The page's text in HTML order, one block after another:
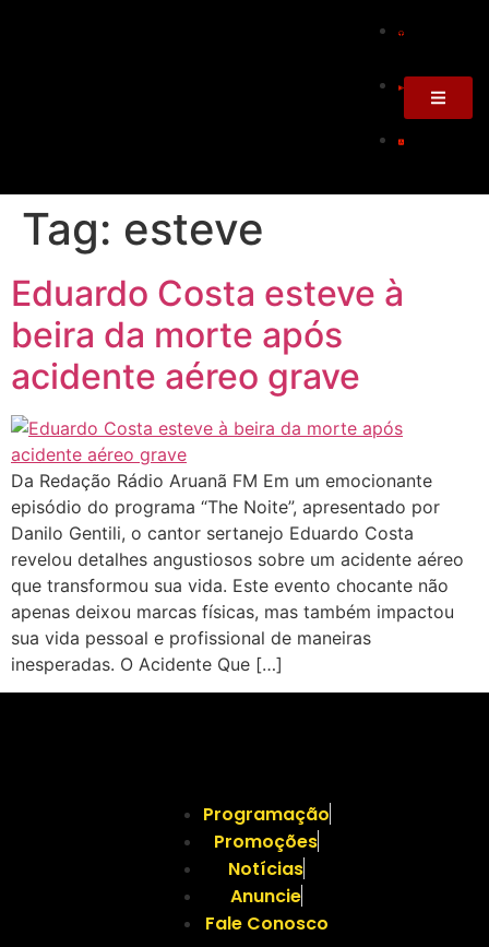
Tag: esteve
Eduardo Costa esteve à
beira da morte após
acidente aéreo grave
Da Redação Rádio Aruanã FM Em um emocionante
episódio do programa “The Noite”, apresentado por
Danilo Gentili, o cantor sertanejo Eduardo Costa
revelou detalhes angustiosos sobre um acidente aéreo
que transformou sua vida. Este evento chocante não
apenas deixou marcas físicas, mas também impactou
sua vida pessoal e profissional de maneiras
inesperadas. O Acidente Que […]
Programação
Promoções
Notícias
Anuncie
Fale Conosco